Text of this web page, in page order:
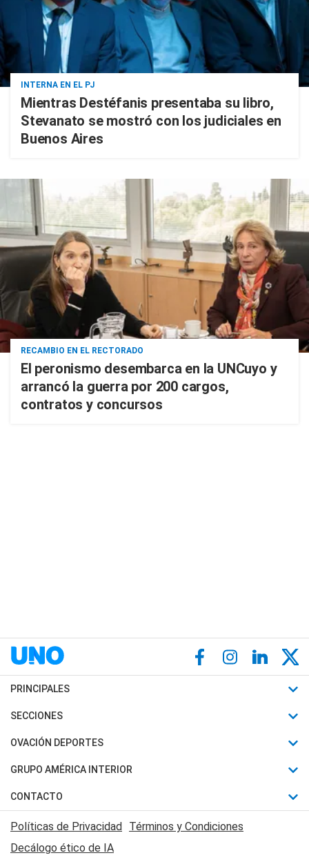
INTERNA EN EL PJ
Mientras Destéfanis presentaba su libro,
Stevanato se mostró con los judiciales en
Buenos Aires
RECAMBIO EN EL RECTORADO
El peronismo desembarca en la UNCuyo y
arrancó la guerra por 200 cargos,
contratos y concursos
PRINCIPALES
Últimas Noticias
Política
Judiciales
Economia
SECCIONES
Horóscopo
Motores
Trucos caseros
Series y Películas
Edictos y Solicitadas
OVACIÓN DEPORTES
Fútbol
Mundial
Automovilismo
Rugby
GRUPO AMÉRICA INTERIOR
Canal 7 en Vivo
CONTACTO
Acerca de Nosotros
Contactanos
Políticas de Privacidad Términos y Condiciones
Decálogo ético de IA